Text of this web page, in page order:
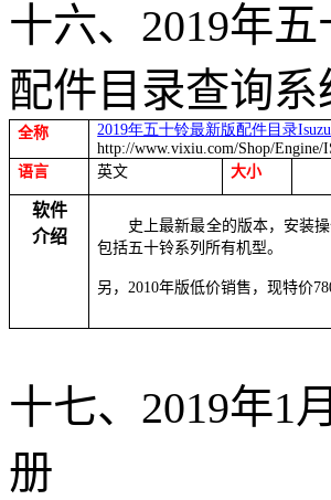
十六、 2019年五
配件目录查询系
全称 2019年五十铃最新版配件目录
http://www.vixiu.com/Shop/Engine/
语言
英文 大小
软件
介绍
史上最新最全的版本，安装
包括五十铃系列所有机型。
另，2010年版低价销售，现特价
十七、 2019年1
册